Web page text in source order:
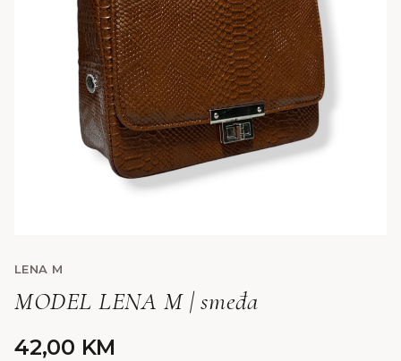
LENA M
MODEL LENA M | smeđa
42,00 KM